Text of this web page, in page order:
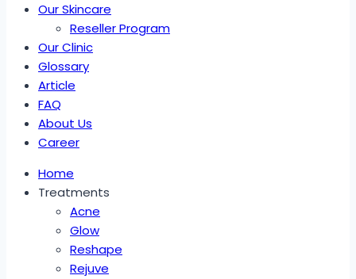
Our Skincare
Reseller Program
Our Clinic
Glossary
Article
FAQ
About Us
Career
Home
Treatments
Acne
Glow
Reshape
Rejuve